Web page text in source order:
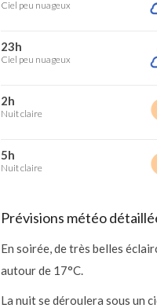
Ciel peu nuageux
23h
Ciel peu nuageux
2h
Nuit claire
5h
Nuit claire
Prévisions météo
En soirée, de très belles
autour de 17°C.
La nuit se déroulera sous un